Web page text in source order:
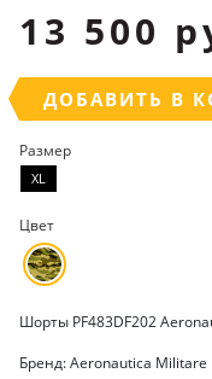
13 500
ДОБАВИТЬ В
Размер
XL
Цвет
Шорты PF483DF202
Бренд: Aeronautica Militare